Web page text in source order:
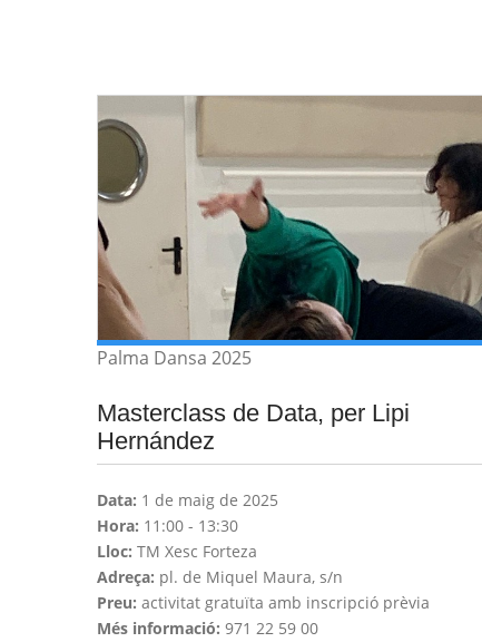
Palma Dansa 2025
Masterclass de Data, per Lipi
Hernández
Data: 1 de maig de 2025
Hora: 11:00 - 13:30
Lloc: TM Xesc Forteza
Adreça: pl. de Miquel Maura, s/n
Preu: activitat gratuïta amb inscripció prèvia
Més informació: 971 22 59 00